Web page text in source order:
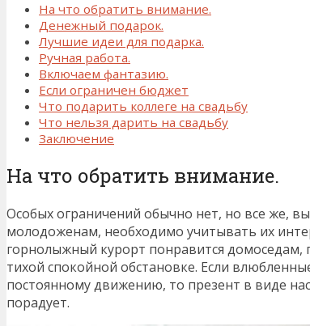
На что обратить внимание.
Денежный подарок.
Лучшие идеи для подарка.
Ручная работа.
Включаем фантазию.
Если ограничен бюджет
Что подарить коллеге на свадьбу
Что нельзя дарить на свадьбу
Заключение
На что обратить внимание.
Особых ограничений обычно нет, но все же,
молодоженам, необходимо учитывать их
горнолыжный курорт понравится
тихой спокойной обстановке. Если
постоянному движению, то презент в виде
порадует.